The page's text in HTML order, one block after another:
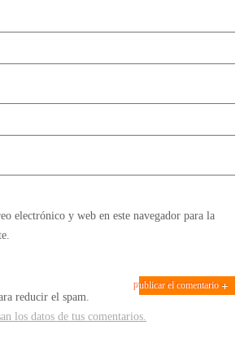
electrónico y web en este navegador para la
reducir el spam.
los datos de tus comentarios.